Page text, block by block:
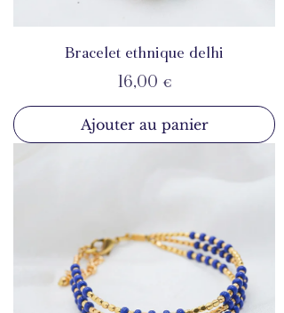
Bracelet ethnique delhi
Prix
16,00 €
Ajouter au panier